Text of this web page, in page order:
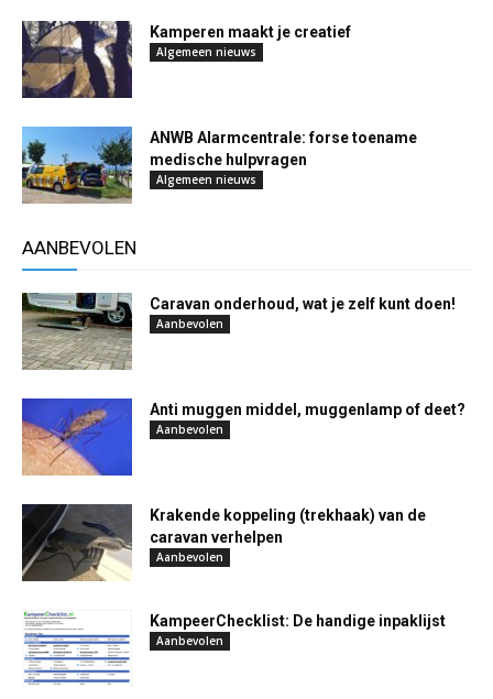
Kamperen maakt je creatief
Algemeen nieuws
ANWB Alarmcentrale: forse toename
medische hulpvragen
Algemeen nieuws
AANBEVOLEN
Caravan onderhoud, wat je zelf kunt doen!
Aanbevolen
Anti muggen middel, muggenlamp of deet?
Aanbevolen
Krakende koppeling (trekhaak) van de
caravan verhelpen
Aanbevolen
KampeerChecklist: De handige inpaklijst
Aanbevolen